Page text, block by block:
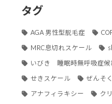
タグ
AGA 男性型脱毛症
MRC息切れスケール
いびき 睡眠時無呼吸症候
せきスケール ぜんそ
アナフィラキシー ク